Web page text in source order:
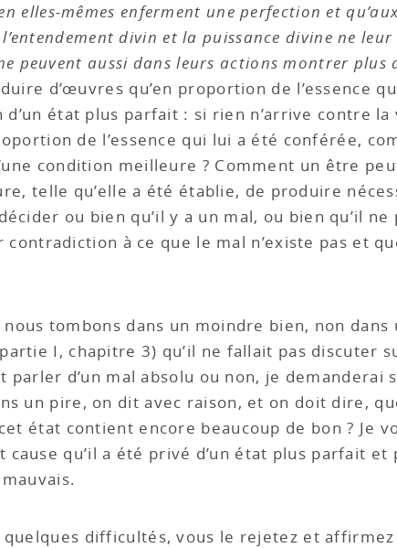
elles-mêmes enferment une perfection et
divin et la puissance divine ne
peuvent aussi dans leurs actions montrer plus
d’œuvres qu’en proportion de l’essence
état plus parfait : si rien n’arrive contre la
de l’essence qui lui a été conférée,
condition meilleure ? Comment un être
telle qu’elle a été établie, de produire
ou bien qu’il y a un mal, ou bien qu’il
à ce que le mal n’existe pas et
tombons dans un moindre bien, non dans
I, chapitre 3) qu’il ne fallait pas discuter
d’un mal absolu ou non, je demanderai
un pire, on dit avec raison, et on doit dire,
état contient encore beaucoup de bon ? Je
qu’il a été privé d’un état plus parfait et
difficultés, vous le rejetez et affirmez